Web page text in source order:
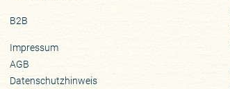
B2B
Impressum
AGB
Datenschutzhinweis